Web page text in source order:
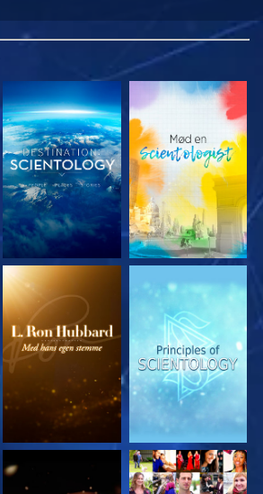
UDFORSK SERIEN UDFORSK SERIEN